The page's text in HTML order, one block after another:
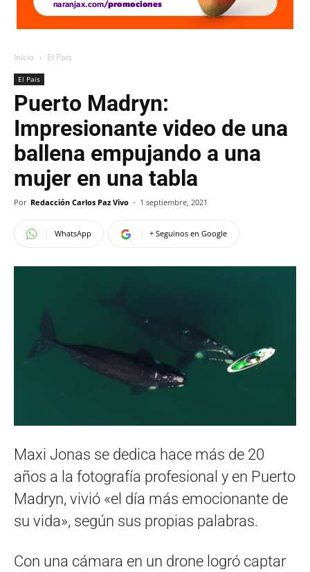
Inicio El Pais
El Pais
Puerto Madryn:
Impresionante video de una
ballena empujando a una
mujer en una tabla
Por Redacción Carlos Paz Vivo - 1 septiembre, 2021
WhatsApp + Seguinos en Google
Maxi Jonas se dedica hace más de 20
años a la fotografía profesional y en Puerto
Madryn, vivió «el día más emocionante de
su vida», según sus propias palabras.
Con una cámara en un drone logró captar